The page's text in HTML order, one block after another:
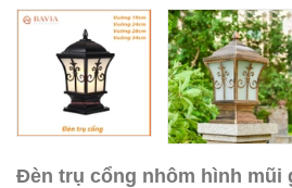
Đèn trụ cổng nhôm hình mũi